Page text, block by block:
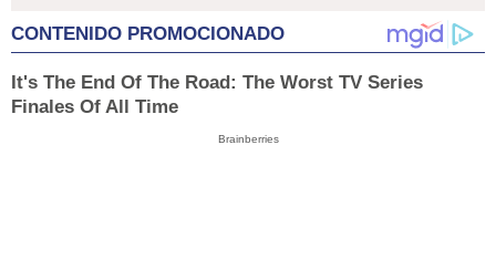
CONTENIDO PROMOCIONADO
It's The End Of The Road: The Worst TV Series
Finales Of All Time
Brainberries